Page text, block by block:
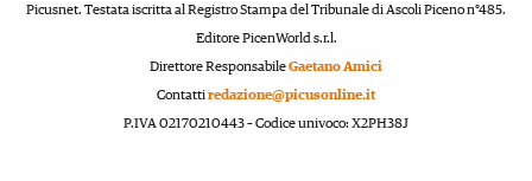
Picusnet. Testata iscritta al Registro Stampa del Tribunale di Ascoli Piceno n°485.
Editore PicenWorld s.r.l.
Direttore ResponsabileGaetano Amici
Contattiredazione@picusonline.it
P.IVA 02170210443 – Codice univoco: X2PH38J